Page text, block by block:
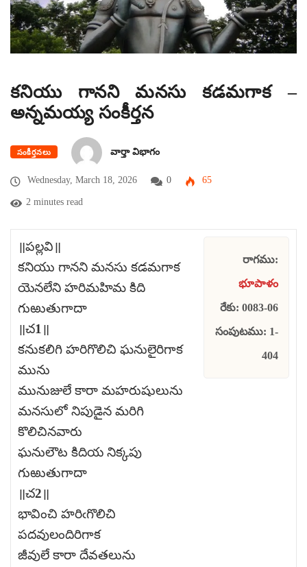
కనియు గానని మనసు కడమగాక –
అన్నమయ్య సంకీర్తన
సంకీర్తనలు వార్తా విభాగం
Wednesday, March 18, 2026 0 65
2 minutes read
॥పల్లవి॥
కనియు గానని మనసు కడమగాక
యెనలేని హరిమహిమ కిది
గుఱుతుగాదా
॥చ1॥
కనుకలిగి హరిగొలిచి ఘనులైరిగాక
మును
మునుజులే కారా మహరుషులును
మనసులో నిపుడైన మరిగి
కొలిచినవారు
ఘనులౌట కిదియ నిక్కపు
గుఱుతుగాదా
॥చ2॥
భావించి హరిఁగొలిచి
పదవులందిరిగాక
జీవులే కారా దేవతలును
రాగము:
భూపాళం
రేకు: 0083-06
సంపుటము: 1-
404